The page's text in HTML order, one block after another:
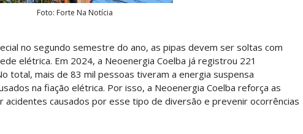
Foto: Forte Na Notícia
no segundo semestre do ano, as pipas devem ser soltas com
elétrica. Em 2024, a Neoenergia Coelba já registrou 221
total, mais de 83 mil pessoas tiveram a energia suspensa
na fiação elétrica. Por isso, a Neoenergia Coelba reforça as
acidentes causados por esse tipo de diversão e prevenir ocorrências